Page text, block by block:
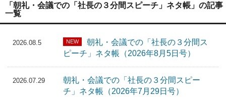
「朝礼・会議での「社長の３分間スピーチ」ネタ帳」の記事
一覧
2026.08.5 NEW
朝礼・会議での「社長の３分間ス
ピーチ」ネタ帳（2026年8月5日号）
2026.07.29
朝礼・会議での「社長の３分間スピー
チ」ネタ帳（2026年7月29日号）